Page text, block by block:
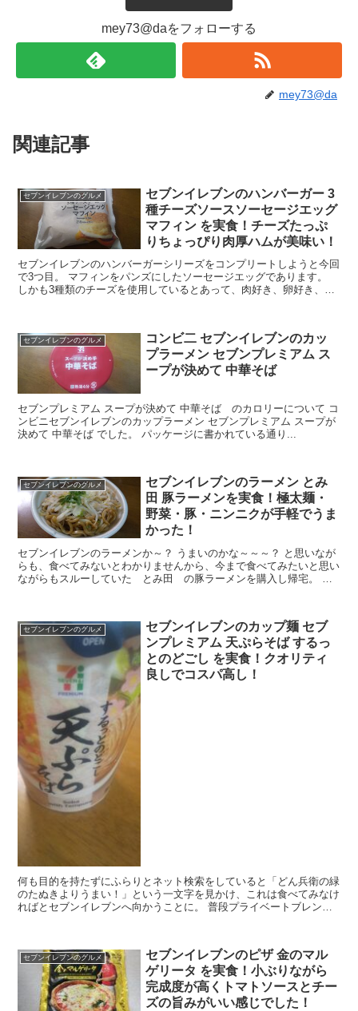
mey73@daをフォローする
mey73@da
関連記事
セブンイレブンのグルメ
セブンイレブンのハンバーガー 3
種チーズソースソーセージエッグ
マフィン を実食！チーズたっぷ
りちょっぴり肉厚ハムが美味い！
セブンイレブンのハンバーガーシリーズをコンプリートしようと今回
で3つ目。 マフィンをパンズにしたソーセージエッグであります。
しかも3種類のチーズを使用しているとあって、肉好き、卵好き、チ
セブンイレブンのグルメ
コンビ二 セブンイレブンのカッ
プラーメン セブンプレミアム ス
ープが決めて 中華そば
セブンプレミアム スープが決めて 中華そば のカロリーについて コ
ンビニセブンイレブンのカップラーメン セブンプレミアム スープが
決めて 中華そば でした。 パッケージに書かれている通り...
セブンイレブンのグルメ
セブンイレブンのラーメン とみ
田 豚ラーメンを実食！極太麺・
野菜・豚・ニンニクが手軽でうま
かった！
セブンイレブンのラーメンか～？ うまいのかな～～～？ と思いなが
らも、食べてみないとわかりませんから、今まで食べてみたいと思い
ながらもスルーしていた とみ田 の豚ラーメンを購入し帰宅。 電
セブンイレブンのグルメ
セブンイレブンのカップ麺 セブ
ンプレミアム 天ぷらそば するっ
とのどごし を実食！クオリティ
良しでコスパ高し！
何も目的を持たずにふらりとネット検索をしていると「どん兵衛の緑
のたぬきよりうまい！」という一文字を見かけ、これは食べてみなけ
ればとセブンイレブンへ向かうことに。 普段プライベートブレンド
セブンイレブンのグルメ
セブンイレブンのピザ 金のマル
ゲリータ を実食！小ぶりながら
完成度が高くトマトソースとチー
ズの旨みがいい感じでした！